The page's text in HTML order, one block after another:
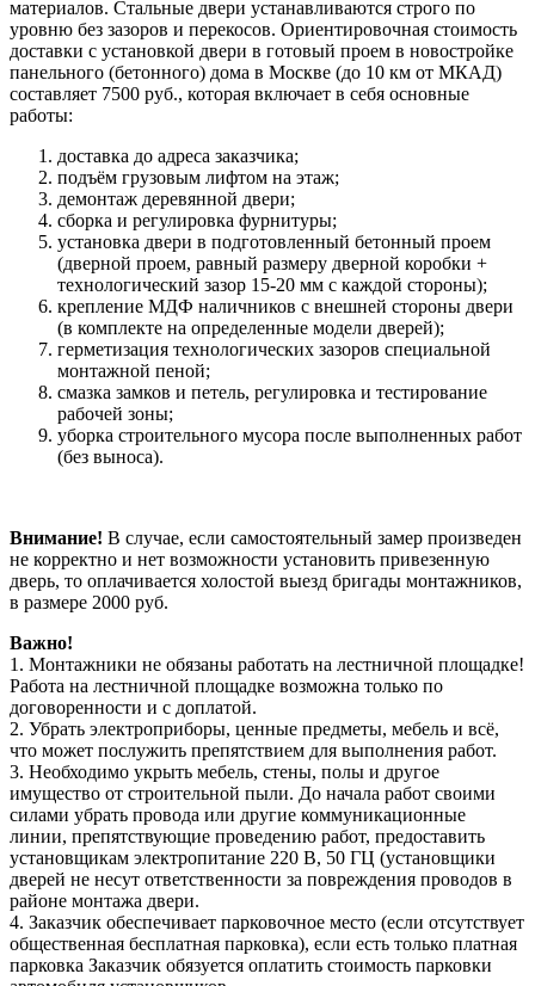
материалов. Стальные двери устанавливаются строго по
уровню без зазоров и перекосов. Ориентировочная стоимость
доставки с установкой двери в готовый проем в новостройке
панельного (бетонного) дома в Москве (до 10 км от МКАД)
составляет 7500 руб., которая включает в себя основные
работы:
доставка до адреса заказчика;
подъём грузовым лифтом на этаж;
демонтаж деревянной двери;
сборка и регулировка фурнитуры;
установка двери в подготовленный бетонный проем
(дверной проем, равный размеру дверной коробки +
технологический зазор 15-20 мм с каждой стороны);
крепление МДФ наличников с внешней стороны двери
(в комплекте на определенные модели дверей);
герметизация технологических зазоров специальной
монтажной пеной;
смазка замков и петель, регулировка и тестирование
рабочей зоны;
уборка строительного мусора после выполненных работ
(без выноса).
Внимание! В случае, если самостоятельный замер произведен
не корректно и нет возможности установить привезенную
дверь, то оплачивается холостой выезд бригады монтажников,
в размере 2000 руб.
Важно!
1. Монтажники не обязаны работать на лестничной площадке!
Работа на лестничной площадке возможна только по
договоренности и с доплатой.
2. Убрать электроприборы, ценные предметы, мебель и всё,
что может послужить препятствием для выполнения работ.
3. Необходимо укрыть мебель, стены, полы и другое
имущество от строительной пыли. До начала работ своими
силами убрать провода или другие коммуникационные
линии, препятствующие проведению работ, предоставить
установщикам электропитание 220 В, 50 ГЦ (установщики
дверей не несут ответственности за повреждения проводов в
районе монтажа двери.
4. Заказчик обеспечивает парковочное место (если отсутствует
общественная бесплатная парковка), если есть только платная
парковка Заказчик обязуется оплатить стоимость парковки